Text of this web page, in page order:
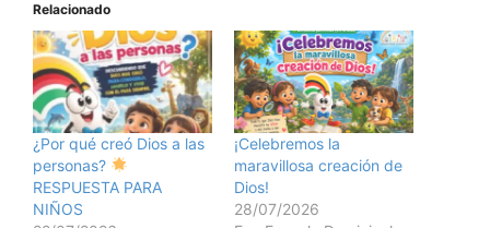
Relacionado
¿Por qué creó Dios a las
personas?
RESPUESTA PARA
NIÑOS
¡Celebremos la
maravillosa creación de
Dios!
28/07/2026